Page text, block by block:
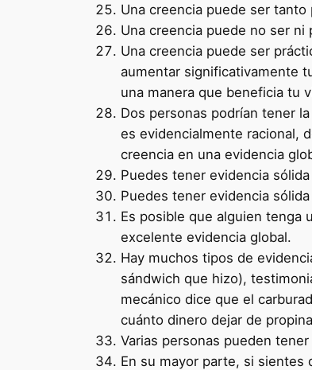
Una creencia puede ser
Una creencia puede no ser
Una creencia puede ser
aumentar significativamente
una manera que beneficia tu
Dos personas podrían tener
es evidencialmente racional,
creencia en una evidencia
Puedes tener evidencia
Puedes tener evidencia
Es posible que alguien tenga
excelente evidencia global.
Hay muchos tipos de
sándwich que hizo),
mecánico dice que el
cuánto dinero dejar de
Varias personas pueden
En su mayor parte, si sientes